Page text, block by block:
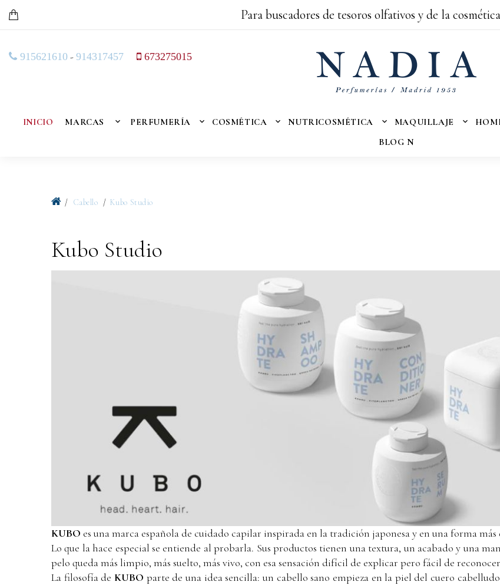
Para buscadores de tesoros olfativos y de la
915621610 - 914317457 673275015
INICIO MARCAS PERFUMERÍA COSMÉTICA NUTRICOSMÉTICA MAQUILLAJE
BLOG N
Cabello Kubo Studio
Kubo Studio
KUBO es una marca española de cuidado capilar inspirada en la tradición japonesa y en una forma
Lo que la hace especial se entiende al probarla. Sus productos tienen una textura, un acabado y una
pelo queda más limpio, más suelto, más vivo, con esa sensación difícil de explicar pero fácil de
La filosofía de KUBO parte de una idea sencilla: un cabello sano empieza en la piel del cuero